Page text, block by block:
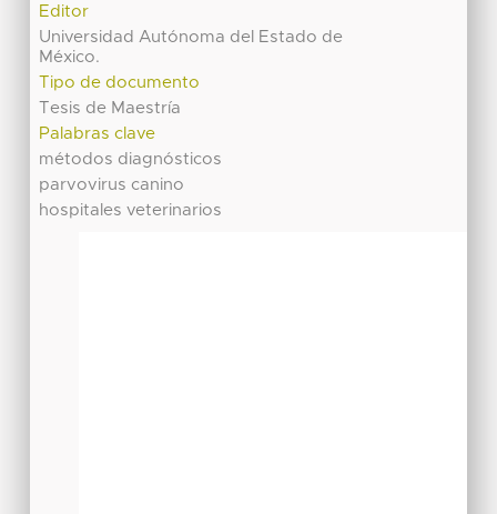
Editor
Universidad Autónoma del Estado de
México.
Tipo de documento
Tesis de Maestría
Palabras clave
métodos diagnósticos
parvovirus canino
hospitales veterinarios